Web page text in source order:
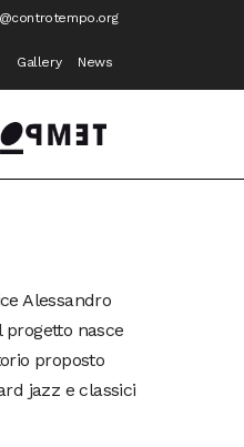
Gallery News
Alessandro
progetto nasce
proposto
jazz e classici